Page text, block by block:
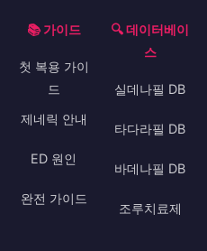
📚 가이드
첫 복용 가이
드
제네릭 안내
ED 원인
완전 가이드
🔍 데이터베이
스
실데나필 DB
타다라필 DB
바데나필 DB
조루치료제